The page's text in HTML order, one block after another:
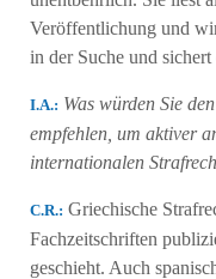
Veröffentlichung und
in der Suche und
Ι.Α.: Was würden Sie
empfehlen, um aktiver
internationalen
C.R.: Griechische
Fachzeitschriften
geschieht. Auch